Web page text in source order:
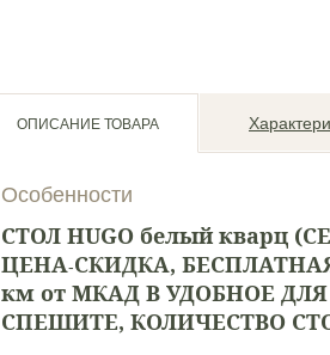
ОПИСАНИЕ ТОВАРА
Особенности
СТОЛ HUGO белый кварц
ЦЕНА-СКИДКА,
км от МКАД В УДОБНОЕ
СПЕШИТЕ, КОЛИЧЕСТВО